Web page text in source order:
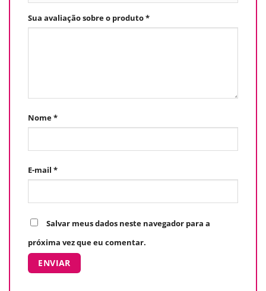
Sua avaliação sobre o produto*
Nome*
E-mail *
Salvar meus dados neste navegador para a
próxima vez que eu comentar.